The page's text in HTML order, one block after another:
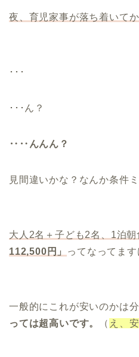
夜、育児家事が落ち着いて
･･･
･･･ん？
‥‥んんん？
見間違いかな？なんか条件
大人2名＋子ども2名、1泊朝
112,500円」
ってなってま
一般的にこれが安いのかは
っては超高いです。
（ え、